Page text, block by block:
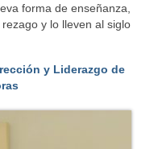
forma de enseñanza,
y lo lleven al siglo
y Liderazgo de